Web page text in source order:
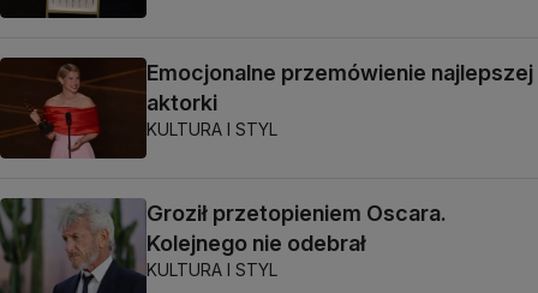
Emocjonalne przemówienie najlepszej
aktorki
KULTURA I STYL
Groził przetopieniem Oscara.
Kolejnego nie odebrał
KULTURA I STYL